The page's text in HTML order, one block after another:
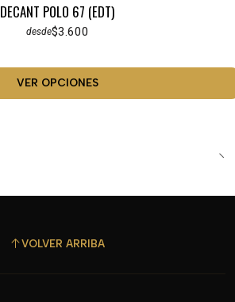
DECANT POLO 67 (EDT)
desde$3.600
VER OPCIONES
VOLVER ARRIBA